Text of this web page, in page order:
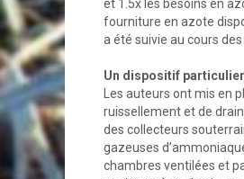
et 1.5x les besoins en
fourniture en azote
a été suivie au cours
Un dispositif particulier
Les auteurs ont mis en
ruissellement et de
des collecteurs
gazeuses
chambres ventilées et